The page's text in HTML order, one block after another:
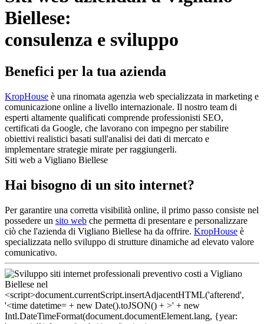
Biellese:
consulenza e sviluppo
Benefici per la tua azienda
KropHouse è una rinomata agenzia web specializzata in marketing e
comunicazione online a livello internazionale. Il nostro team di
esperti altamente qualificati comprende professionisti SEO,
certificati da Google, che lavorano con impegno per stabilire
obiettivi realistici basati sull'analisi dei dati di mercato e
implementare strategie mirate per raggiungerli.
Siti web a Vigliano Biellese
Hai bisogno di un sito internet?
Per garantire una corretta visibilità online, il primo passo consiste nel
possedere un sito web che permetta di presentare e personalizzare
ciò che l'azienda di Vigliano Biellese ha da offrire. KropHouse è
specializzata nello sviluppo di strutture dinamiche ad elevato valore
comunicativo.